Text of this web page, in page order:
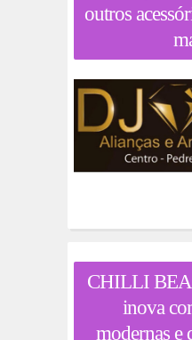
outros
CHILLI
inova
modernas e